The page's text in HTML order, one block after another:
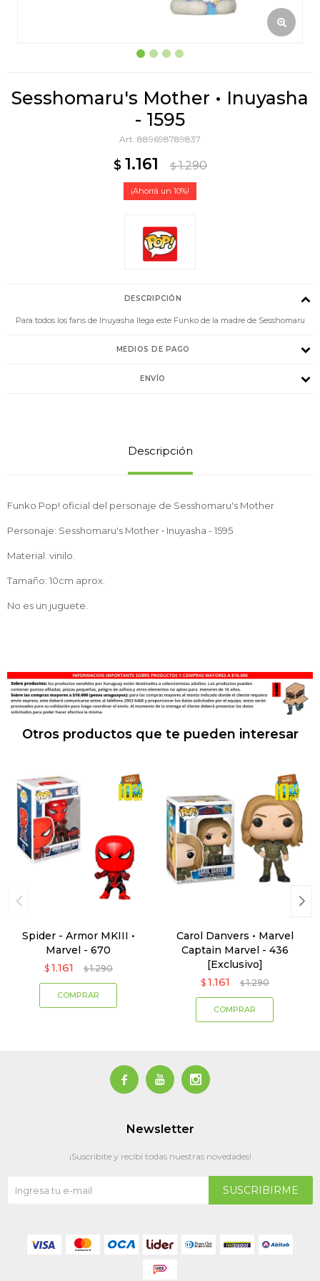
Sesshomaru's Mother • Inuyasha
- 1595
889698789837
$ 1.161 $ 1.290
10
DESCRIPCIÓN
Para todos los fans de Inuyasha llega este Funko de la madre de Sesshomaru
MEDIOS DE PAGO
ENVÍO
Descripción
Funko Pop! oficial del personaje de Sesshomaru's Mother
Personaje: Sesshomaru's Mother • Inuyasha - 1595
Material: vinilo.
Tamaño: 10cm aprox.
No es un juguete.
Otros productos que te pueden interesar
Spider - Armor MKIII •
Marvel - 670
$ 1.161 $ 1.290
Carol Danvers • Marvel
Captain Marvel - 436
[Exclusivo]
$ 1.161 $ 1.290
  
Newsletter
¡Suscribite y recibí todas nuestras novedades!
SUSCRIBIRME